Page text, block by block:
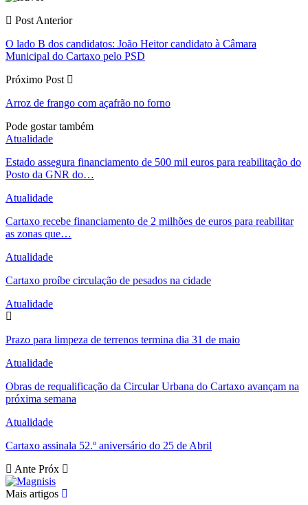
Post Anterior
O lado B dos candidatos: João Heitor candidato à Câmara
Municipal do Cartaxo pelo PSD
Próximo Post
Arroz de frango com açafrão no forno
Pode gostar também
Atualidade
Estado assegura financiamento de 500 mil euros para reabilitação do
Posto da GNR do…
Atualidade
Cartaxo recebe financiamento de 2 milhões de euros para reabilitar
as zonas que…
Atualidade
Cartaxo proíbe circulação de pesados na cidade
Atualidade
Prazo para limpeza de terrenos termina dia 31 de maio
Atualidade
Obras de requalificação da Circular Urbana do Cartaxo avançam na
próxima semana
Atualidade
Cartaxo assinala 52.º aniversário do 25 de Abril
Ante Próx
Mais artigos